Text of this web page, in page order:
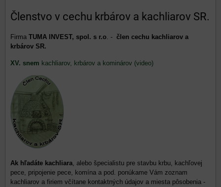
Členstvo v cechu krbárov a kachliarov SR.
Firma TUMA INVEST, spol. s r.o. - člen cechu kachliarov a
krbárov SR.
XV. snem kachliarov, krbárov a kominárov (video)
Ak hľadáte kachliara, alebo špecialistu pre stavbu krbu, kachľovej
pece, pripojenie pece, komína a pod. ponúkame Vám zoznam
kachliarov a firiem včítane kontaktných údajov a miesta pôsobenia -